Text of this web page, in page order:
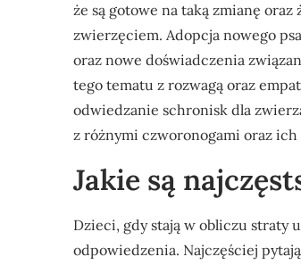
że są gotowe na taką zmianę
zwierzęciem. Adopcja nowego
oraz nowe doświadczenia
tego tematu z rozwagą oraz
odwiedzanie schronisk dla
z różnymi czworonogami oraz
Jakie są
Dzieci, gdy stają w obliczu straty
odpowiedzenia. Najczęściej